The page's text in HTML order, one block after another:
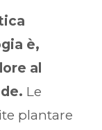
è,
al
Le
plantare